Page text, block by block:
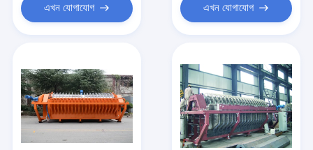
এখন যোগাযোগ এখন যোগাযোগ